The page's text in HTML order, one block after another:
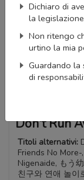
Dichiaro di
la
Non ritengo
urtino la mia
Guardando
di
Don't Run
Titoli alternativi:
Friends No
Nigenaide, もう
친구와 연애 놀이